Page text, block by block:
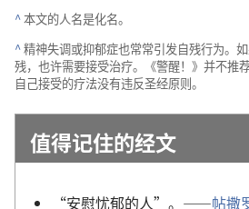
^本文的人名是化名。
^精神失调或抑郁症也常常引发自残行为。
残，也许需要接受治疗。《警醒！》并不推
自己接受的疗法没有违反圣经原则。
值得记住的经文
“安慰忧郁的人”。——帖撒